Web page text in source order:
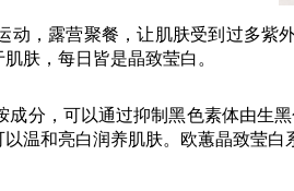
露营聚餐，让肌肤受到过多紫外
肤，每日皆是晶致莹白。
，可以通过抑制黑色素体由生黑
温和亮白润养肌肤。欧蕙晶致莹